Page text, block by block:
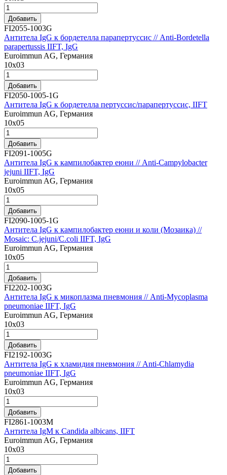
Добавить
FI2055-1003G
Антитела IgG к бордетелла парапертуссис // Anti-Bordetella
parapertussis IIFT, IgG
Euroimmun AG, Германия
10х03
Добавить
FI2050-1005-1G
Антитела IgG к бордетелла пертуссис/парапертуссис, IIFT
Euroimmun AG, Германия
10х05
Добавить
FI2091-1005G
Антитела IgG к кампилобактер еюни // Anti-Campylobacter
jejuni IIFT, IgG
Euroimmun AG, Германия
10х05
Добавить
FI2090-1005-1G
Антитела IgG к кампилобактер еюни и коли (Мозаика) //
Mosaic: C.jejuni/C.coli IIFT, IgG
Euroimmun AG, Германия
10х05
Добавить
FI2202-1003G
Антитела IgG к микоплазма пневмония // Anti-Mycoplasma
pneumoniae IIFT, IgG
Euroimmun AG, Германия
10х03
Добавить
FI2192-1003G
Антитела IgG к хламидия пневмония // Anti-Chlamydia
pneumoniae IIFT, IgG
Euroimmun AG, Германия
10x03
Добавить
FI2861-1003M
Антитела IgM к Candida albicans, IIFT
Euroimmun AG, Германия
10х03
Добавить